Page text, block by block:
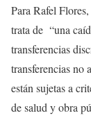
Para Rafel
trata de “una
transferencias
transferencias no
están sujetas a
de salud y obra